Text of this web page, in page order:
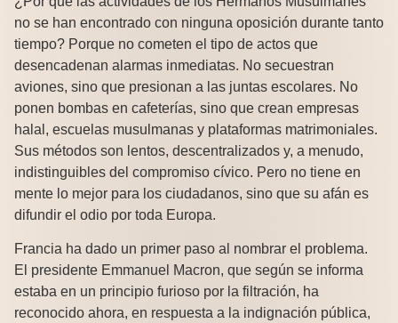
no se han encontrado con ninguna oposición durante tanto
tiempo? Porque no cometen el tipo de actos que
desencadenan alarmas inmediatas. No secuestran
aviones, sino que presionan a las juntas escolares. No
ponen bombas en cafeterías, sino que crean empresas
halal, escuelas musulmanas y plataformas matrimoniales.
Sus métodos son lentos, descentralizados y, a menudo,
indistinguibles del compromiso cívico. Pero no tiene en
mente lo mejor para los ciudadanos, sino que su afán es
difundir el odio por toda Europa.
Francia ha dado un primer paso al nombrar el problema.
El presidente Emmanuel Macron, que según se informa
estaba en un principio furioso por la filtración, ha
reconocido ahora, en respuesta a la indignación pública,